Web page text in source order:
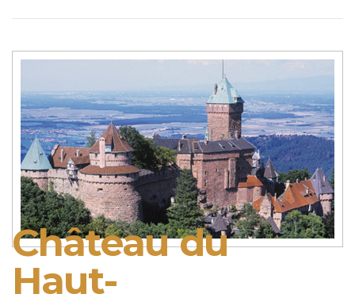
Château du
Haut-